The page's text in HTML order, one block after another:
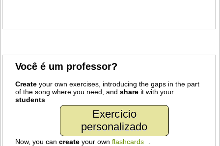
Você é um professor?
Create your own exercises, introducing the gaps in the part
of the song where you need, andshare it with your
students
Exercício
personalizado
Now, you cancreate your ownflashcards